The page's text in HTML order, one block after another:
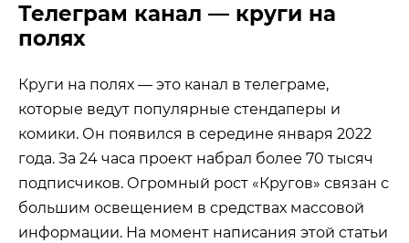
Телеграм канал — круги на
полях
Круги на полях — это канал в телеграме,
которые ведут популярные стендаперы и
комики. Он появился в середине января 2022
года. За 24 часа проект набрал более 70 тысяч
подписчиков. Огромный рост «Кругов» связан с
большим освещением в средствах массовой
информации. На момент написания этой статьи